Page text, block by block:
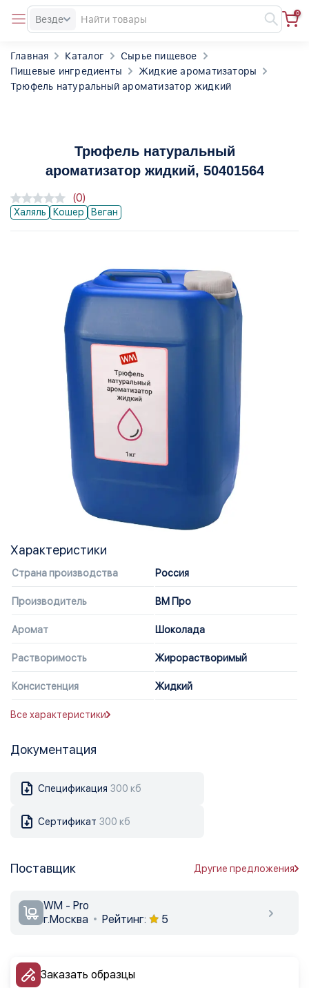
Везде
0
Главная Каталог
Сырье пищевое
Пищевые ингредиенты
Жидкие ароматизаторы
Трюфель натуральный ароматизатор жидкий
Трюфель натуральный
ароматизатор жидкий, 50401564
Халяль Кошер Веган
(0)
Характеристики
Страна производства Россия
Производитель ВМ Про
Аромат Шоколада
Растворимость Жирорастворимый
Консистенция Жидкий
Все характеристики
Документация
Спецификация 300 кб
Сертификат 300 кб
Поставщик Другие предложения
WM - Pro
г.Москва
Рейтинг: 5
Заказать образцы